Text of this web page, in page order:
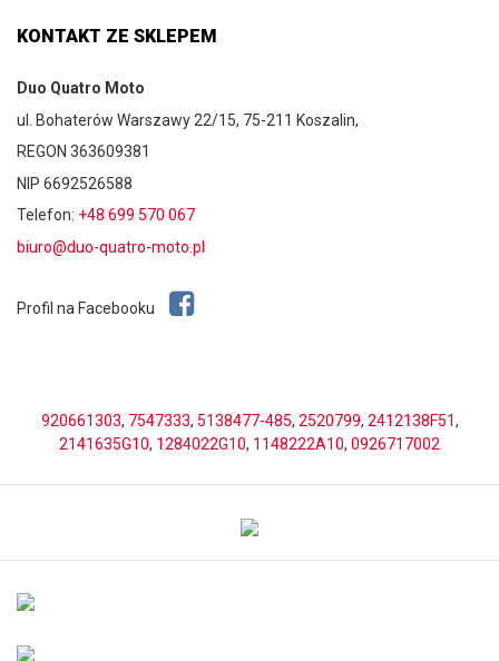
KONTAKT ZE SKLEPEM
Duo Quatro Moto
ul. Bohaterów Warszawy 22/15, 75-211 Koszalin,
REGON 363609381
NIP 6692526588
Telefon: +48 699 570 067
biuro@duo-quatro-moto.pl
Profil na Facebooku
920661303, 7547333, 5138477-485, 2520799, 2412138F51,
2141635G10, 1284022G10, 1148222A10, 0926717002